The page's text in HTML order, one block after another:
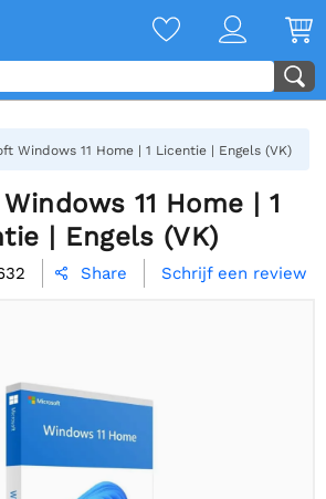
Windows 11 Home | 1 Licentie | Engels (VK)
11 Home | 1
| Engels (VK)
 Share Schrijf een review